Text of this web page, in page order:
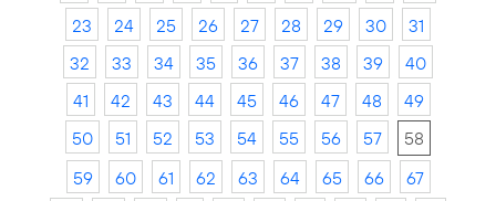
23
24 25 26 27 28 29 30
31
32
33 34 35 36 37 38 39
40
41
42 43 44 45 46 47 48
49
50
51 52 53 54 55 56 57
58
59
60 61 62 63 64 65 66
67